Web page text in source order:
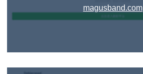
magusband.com